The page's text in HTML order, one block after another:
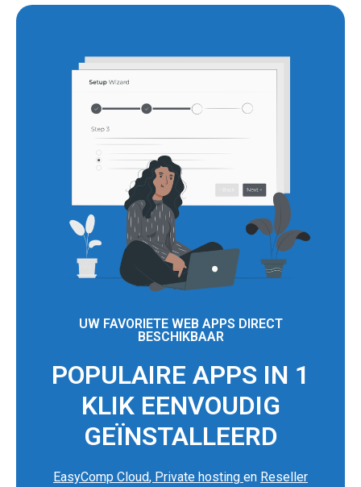
UW FAVORIETE WEB APPS DIRECT
BESCHIKBAAR
POPULAIRE APPS IN 1
KLIK EENVOUDIG
GEÏNSTALLEERD
EasyComp Cloud, Private hosting en Reseller